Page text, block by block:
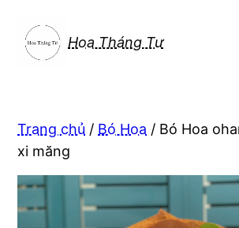
phần
Hoa Tháng Tư
Trang chủ / Bó Hoa / Bó Hoa
xi măng